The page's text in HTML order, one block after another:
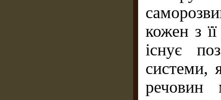
кожен з
iснує
системи,